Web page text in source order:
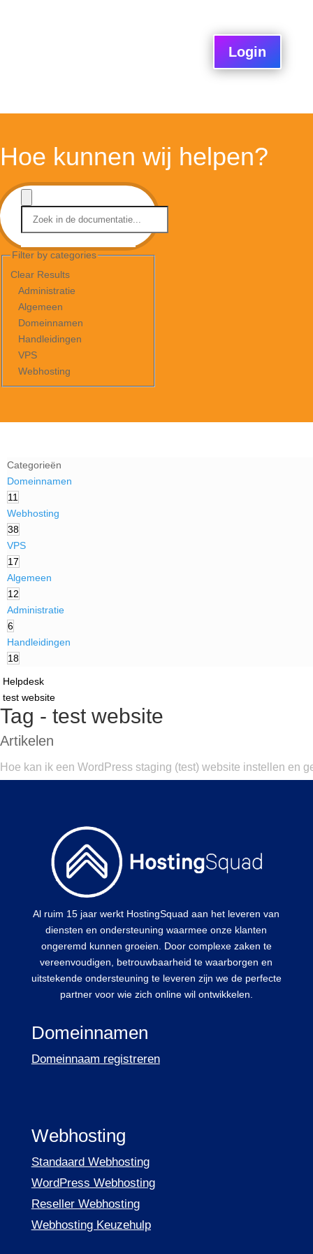
Login
Hoe kunnen wij helpen?
Filter by categories
Clear Results
Administratie
Algemeen
Domeinnamen
Handleidingen
VPS
Webhosting
Categorieën
Domeinnamen
11
Webhosting
38
VPS
17
Algemeen
12
Administratie
6
Handleidingen
18
Helpdesk
test website
Tag - test website
Artikelen
Hoe kan ik een WordPress staging (test) website instellen en
Al ruim 15 jaar werkt HostingSquad aan het leveren van
diensten en ondersteuning waarmee onze klanten
ongeremd kunnen groeien. Door complexe zaken te
vereenvoudigen, betrouwbaarheid te waarborgen en
uitstekende ondersteuning te leveren zijn we de perfecte
partner voor wie zich online wil ontwikkelen.
Domeinnamen
Domeinnaam registreren
Webhosting
Standaard Webhosting
WordPress Webhosting
Reseller Webhosting
Webhosting Keuzehulp